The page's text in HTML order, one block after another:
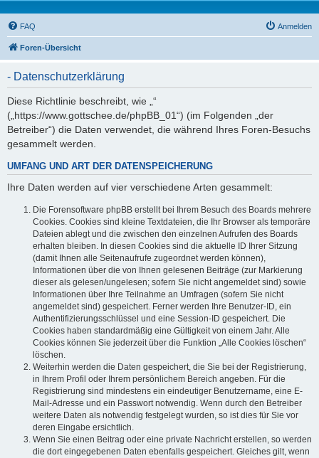
FAQ Anmelden
Foren-Übersicht
- Datenschutzerklärung
Diese Richtlinie beschreibt, wie „“
(„https://www.gottschee.de/phpBB_01“) (im Folgenden „der
Betreiber“) die Daten verwendet, die während Ihres Foren-Besuchs
gesammelt werden.
UMFANG UND ART DER DATENSPEICHERUNG
Ihre Daten werden auf vier verschiedene Arten gesammelt:
Die Forensoftware phpBB erstellt bei Ihrem Besuch des Boards mehrere
Cookies. Cookies sind kleine Textdateien, die Ihr Browser als temporäre
Dateien ablegt und die zwischen den einzelnen Aufrufen des Boards
erhalten bleiben. In diesen Cookies sind die aktuelle ID Ihrer Sitzung
(damit Ihnen alle Seitenaufrufe zugeordnet werden können),
Informationen über die von Ihnen gelesenen Beiträge (zur Markierung
dieser als gelesen/ungelesen; sofern Sie nicht angemeldet sind) sowie
Informationen über Ihre Teilnahme an Umfragen (sofern Sie nicht
angemeldet sind) gespeichert. Ferner werden Ihre Benutzer-ID, ein
Authentifizierungsschlüssel und eine Session-ID gespeichert. Die
Cookies haben standardmäßig eine Gültigkeit von einem Jahr. Alle
Cookies können Sie jederzeit über die Funktion „Alle Cookies löschen“
löschen.
Weiterhin werden die Daten gespeichert, die Sie bei der Registrierung,
in Ihrem Profil oder Ihrem persönlichem Bereich angeben. Für die
Registrierung sind mindestens ein eindeutiger Benutzername, eine E-
Mail-Adresse und ein Passwort notwendig. Wenn durch den Betreiber
weitere Daten als notwendig festgelegt wurden, so ist dies für Sie vor
deren Eingabe ersichtlich.
Wenn Sie einen Beitrag oder eine private Nachricht erstellen, so werden
die dort eingegebenen Daten ebenfalls gespeichert. Gleiches gilt, wenn